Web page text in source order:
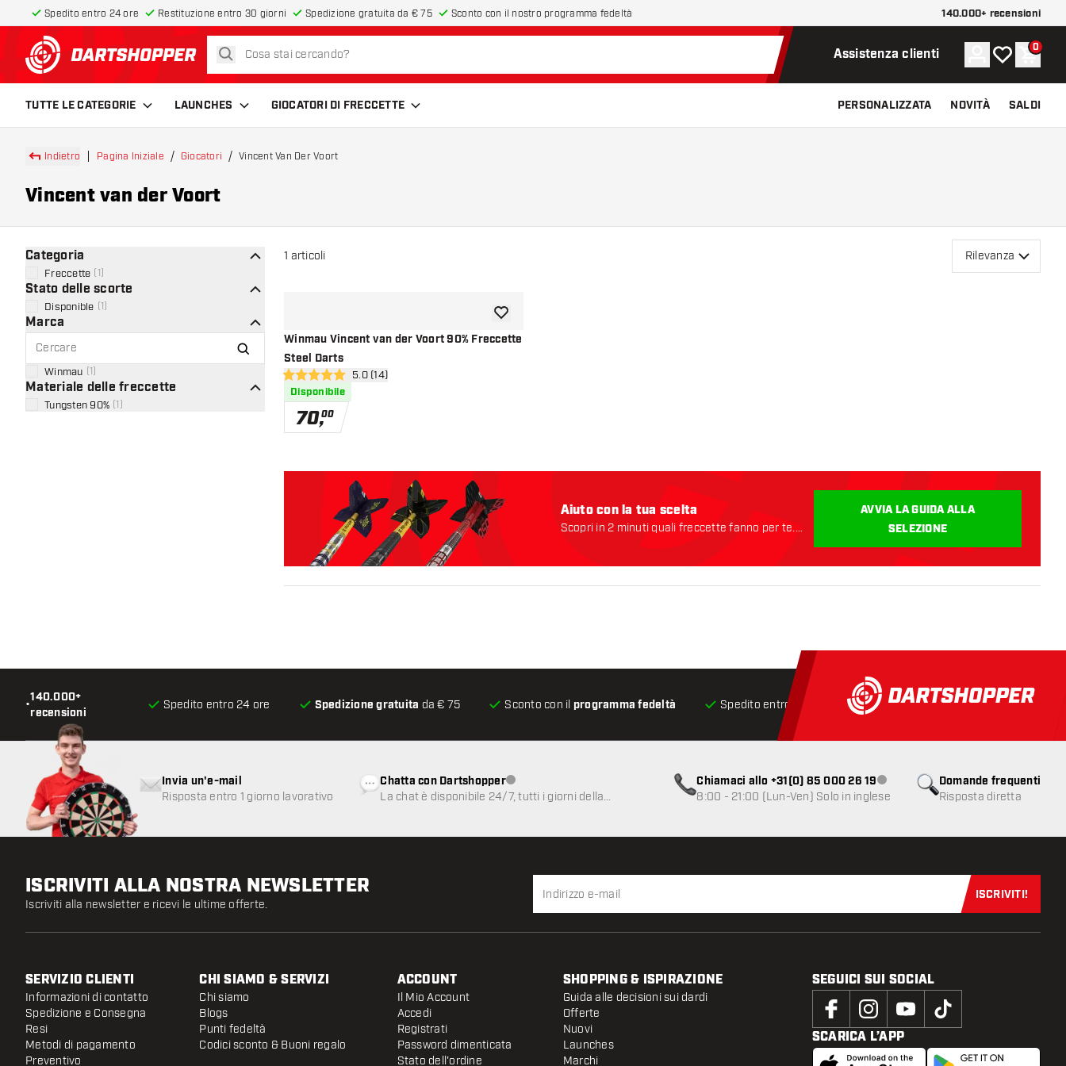
Spedito entro 24 ore Restituzione entro 30 giorni Spedizione gratuita da € 75 Sconto con il nostro programma fedeltà 140.000+ recensioni
torna alla home page
cerca Assistenza clienti Account
La mia lista
0
TUTTE LE CATEGORIE LAUNCHES GIOCATORI DI FRECCETTE PERSONALIZZATA NOVITÀ SALDI
Indietro Pagina Iniziale Giocatori Vincent Van Der Voort
Vincent van der Voort
Categoria
Freccette 1
Stato delle scorte
Disponible 1
Marca
Winmau 1
Materiale delle freccette
Tungsten 90% 1
1 articoli Rilevanza
Winmau Vincent van der Voort 90% Freccette
Steel Darts
apri pannello recensioni
5 stelle di valutazione
5.0 (14)
Disponibile
70,00
aggiungi alla lista dei desideri
Aiuto con la tua scelta
Scopri in 2 minuti quali freccette fanno per te.
AVVIA LA GUIDA ALLA
SELEZIONE
•
140.000+
recensioni
Spedito entro 24 ore Spedizione gratuita da € 75 Sconto con il programma fedeltà Spedito entro 24 ore Spedizione gratuitada € 75
Domande frequenti
Risposta diretta
Invia un'e-mail
Risposta entro 1 giorno lavorativo
Chatta con DartshopperServizio clienti non disponibile
La chat è disponibile 24/7, tutti i giorni della
Chiamaci allo +31(0) 85 000 26 19Servizio clienti non disponibile
8:00 - 21:00 (Lun-Ven) Solo in inglese
ISCRIVITI ALLA NOSTRA NEWSLETTER
Iscriviti alla newsletter e ricevi le ultime offerte.
Iscriviti
ISCRIVITI!
SERVIZIO CLIENTI
Informazioni di contatto
Spedizione e Consegna
Resi
Metodi di pagamento
Preventivo
CHI SIAMO & SERVIZI
Chi siamo
Blogs
Punti fedeltà
Codici sconto & Buoni regalo
ACCOUNT
Il Mio Account
Accedi
Registrati
Password dimenticata
Stato dell'ordine
SHOPPING & ISPIRAZIONE
Guida alle decisioni sui dardi
Offerte
Nuovi
Launches
Marchi
SEGUICI SUI SOCIAL
SCARICA L’APP